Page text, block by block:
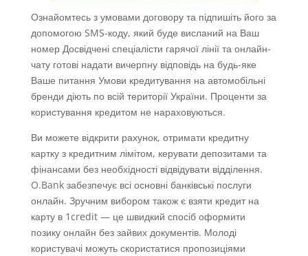
Ознайомтесь з умовами договору та підпишіть його за
допомогою SMS-коду, який буде висланий на Ваш
номер Досвідчені спеціалісти гарячої лінії та онлайн-
чату готові надати вичерпну відповідь на будь-яке
Ваше питання Умови кредитування на автомобільні
бренди діють по всій території України. Проценти за
користування кредитом не нараховуються.
Ви можете відкрити рахунок, отримати кредитну
картку з кредитним лімітом, керувати депозитами та
фінансами без необхідності відвідувати відділення.
O.Bank забезпечує всі основні банківські послуги
онлайн. Зручним вибором також є взяти кредит на
карту в 1credit — це швидкий спосіб оформити
позику онлайн без зайвих документів. Молоді
користувачі можуть скористатися пропозиціями